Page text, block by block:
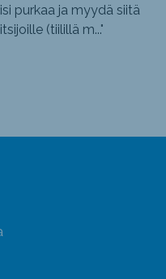
purkaa ja myydä siitä
(tiilillä m..."